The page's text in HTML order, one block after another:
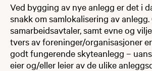
Ved bygging av nye anlegg er det i
snakk om samlokalisering av anlegg.
samarbeidsavtaler, samt evne og
tvers av foreninger/organisasjoner
godt fungerende skyteanlegg –
eier og/eller leier av de ulike